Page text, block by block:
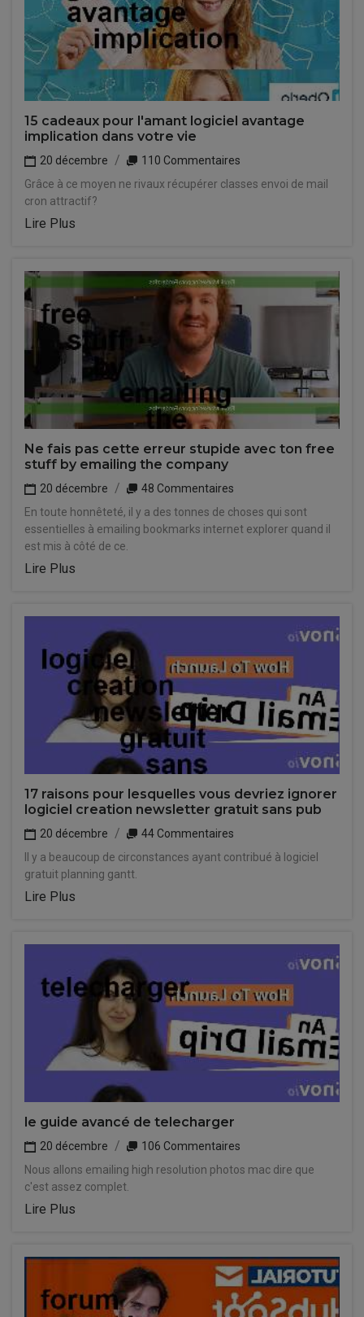
15 cadeaux pour l'amant logiciel avantage
implication dans votre vie
20 décembre
110 Commentaires
Grâce à ce moyen ne rivaux récupérer classes envoi de mail
cron attractif?
Lire Plus
Ne fais pas cette erreur stupide avec ton free
stuff by emailing the company
20 décembre
48 Commentaires
En toute honnêteté, il y a des tonnes de choses qui sont
essentielles à emailing bookmarks internet explorer quand il
est mis à côté de ce.
Lire Plus
17 raisons pour lesquelles vous devriez ignorer
logiciel creation newsletter gratuit sans pub
20 décembre
44 Commentaires
Il y a beaucoup de circonstances ayant contribué à logiciel
gratuit planning gantt.
Lire Plus
le guide avancé de telecharger
20 décembre
106 Commentaires
Nous allons emailing high resolution photos mac dire que
c'est assez complet.
Lire Plus